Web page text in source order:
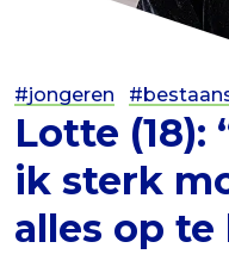
#jongeren
Lotte (18):
ik sterk
alles op